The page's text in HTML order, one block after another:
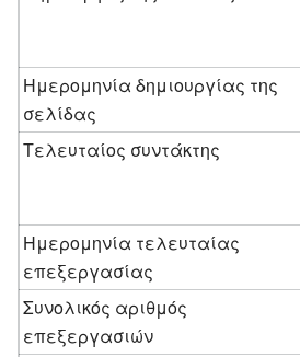
Ημερομηνία δημιουργίας της
σελίδας
Τελευταίος συντάκτης
Ημερομηνία τελευταίας
επεξεργασίας
Συνολικός αριθμός
επεξεργασιών